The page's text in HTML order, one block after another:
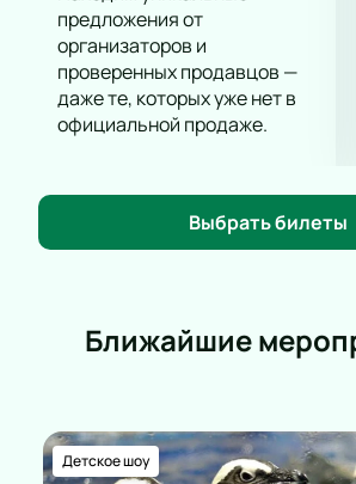
исполнении.
Не упустите возможность стать
музыкального события и
исполнением талантливых
билетына нашем сайте можно уже
предложения от
организаторов и
проверенных продавцов —
даже те, которых уже нет в
официальной продаже.
Выбрать билеты
Ближайшие
Детское шоу